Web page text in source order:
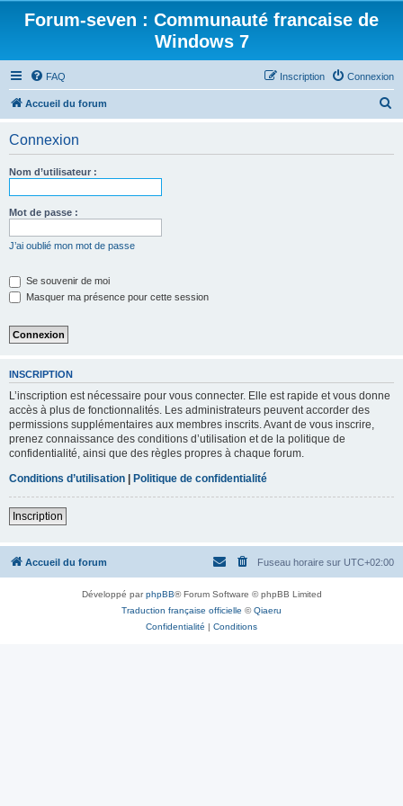
Forum-seven : Communauté francaise de
Windows 7
FAQ Connexion
Inscription
Accueil du forum
Connexion
Nom d’utilisateur :
Mot de passe :
J’ai oublié mon mot de passe
Se souvenir de moi
Masquer ma présence pour cette session
INSCRIPTION
L’inscription est nécessaire pour vous connecter. Elle est rapide et vous donne
accès à plus de fonctionnalités. Les administrateurs peuvent accorder des
permissions supplémentaires aux membres inscrits. Avant de vous inscrire,
prenez connaissance des conditions d’utilisation et de la politique de
confidentialité, ainsi que des règles propres à chaque forum.
Conditions d’utilisation | Politique de confidentialité
Inscription
Accueil du forum Fuseau horaire sur UTC+02:00
Développé parphpBB® Forum Software © phpBB Limited
Traduction française officielle ©Qiaeru
Confidentialité | Conditions